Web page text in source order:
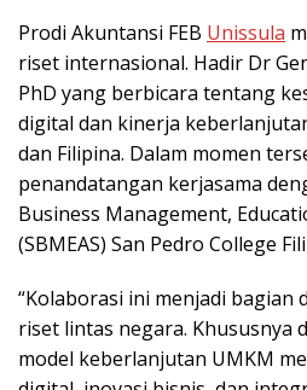
Prodi Akuntansi FEB Unissula
riset internasional. Hadir Dr
PhD yang berbicara tentang
digital dan kinerja
dan Filipina. Dalam momen
penandatangan kerjasama
Business Management,
(SBMEAS) San Pedro College
“Kolaborasi ini menjadi bagian
riset lintas negara. Khususnya
model keberlanjutan UMKM